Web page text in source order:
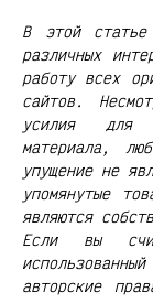
В этой статье
различных
работу всех
сайтов.
усилия для
материала,
упущение не
упомянутые
являются
Если вы
авторские